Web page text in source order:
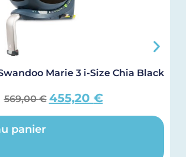
Marie 3 i-Size Chia Black
569,00€ 455,20 €
panier